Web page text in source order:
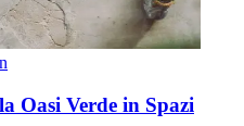
Oasi Verde in Spazi